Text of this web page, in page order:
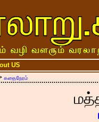
US
கதைநேரம்